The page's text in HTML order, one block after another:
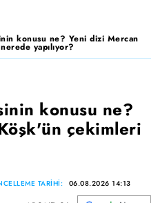
konusu ne? Yeni dizi Mercan
yapılıyor?
konusu ne?
çekimleri
TARİHİ: 06.08.2026 14:13